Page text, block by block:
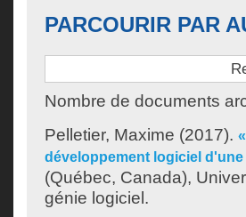
PARCOURIR PAR
Nombre de documents
Pelletier, Maxime (2017).
développement logiciel
(Québec, Canada),
génie logiciel.